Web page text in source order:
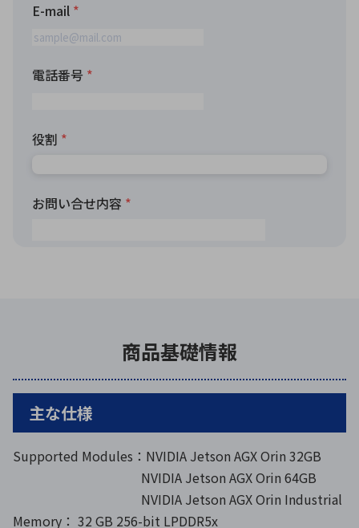
商品基礎情報
主な仕様
Supported Modules：NVIDIA Jetson AGX Orin 32GB
NVIDIA Jetson AGX Orin 64GB
NVIDIA Jetson AGX Orin Industrial
Memory： 32 GB 256-bit LPDDR5x